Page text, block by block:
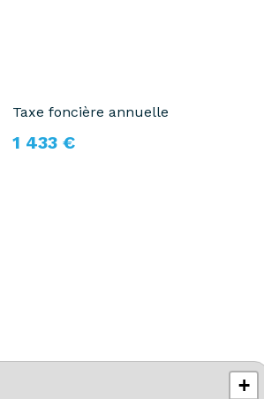
Taxe foncière annuelle
1 433 €
+